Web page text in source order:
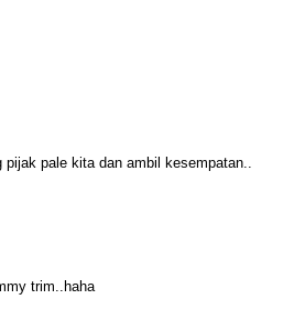
pale kita dan ambil kesempatan..
trim..haha